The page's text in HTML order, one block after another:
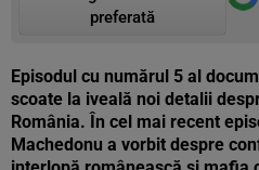
preferată
Episodul cu numărul 5 al
scoate la iveală noi detalii
România. În cel mai recent
Machedonu a vorbit despre